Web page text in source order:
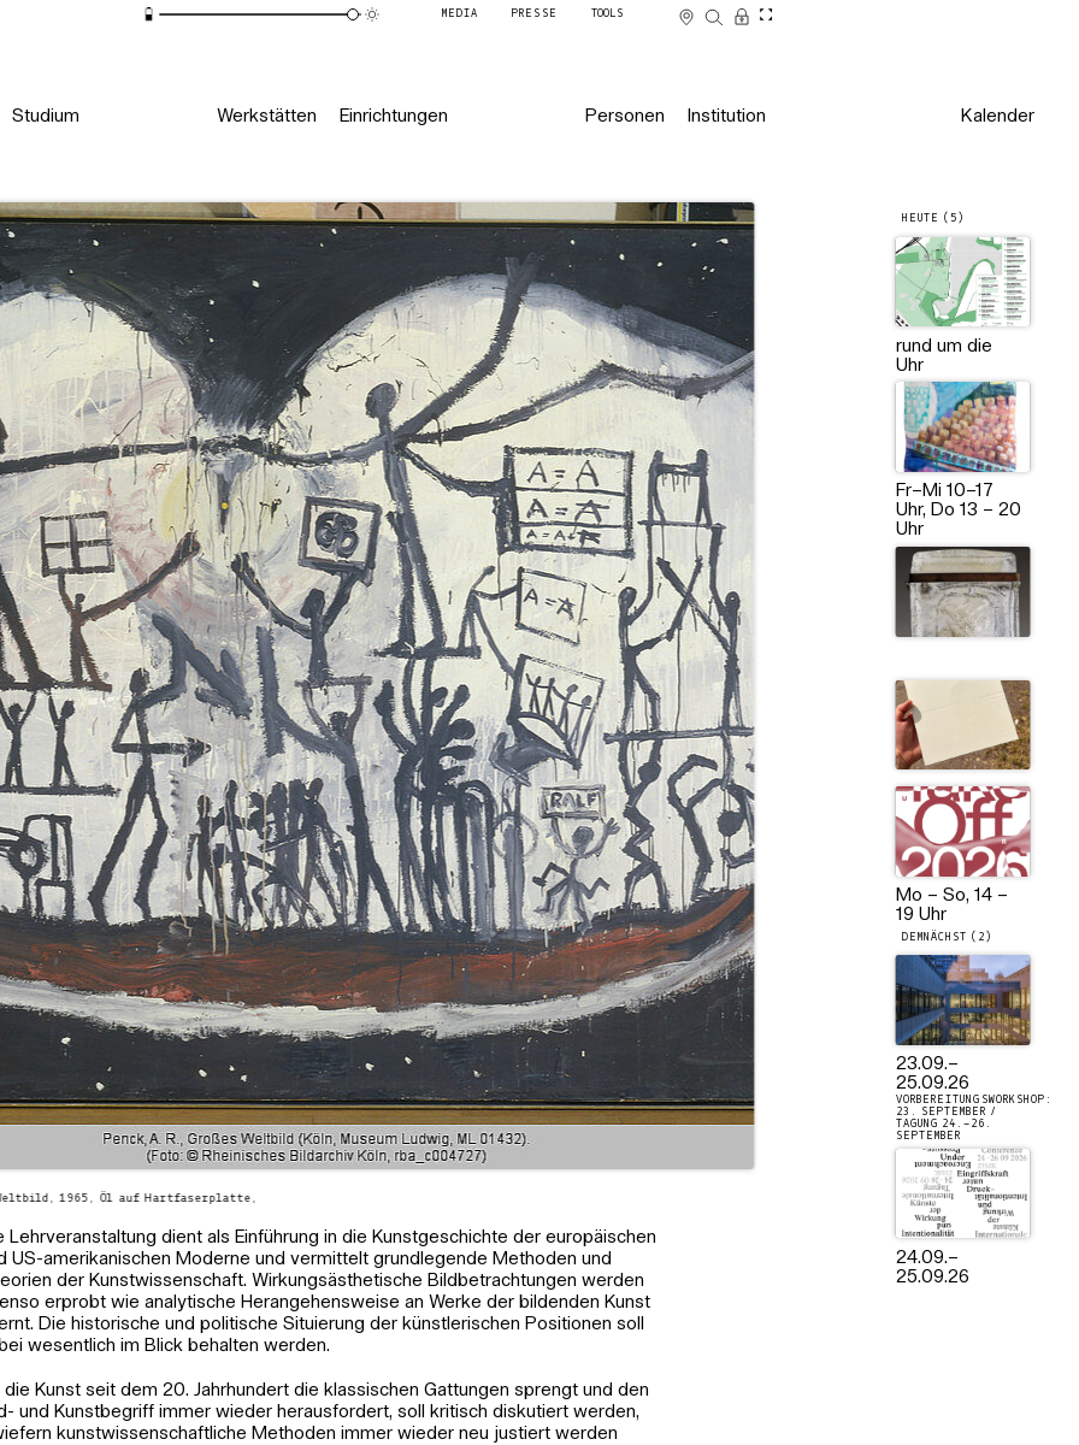
MEDIA PRESSE TOOLS
Studium Werkstätten Einrichtungen Personen Institution Kalender
Weltbild, 1965, Öl auf Hartfaserplatte,
Lehrveranstaltung dient als Einführung in die Kunstgeschichte der europäischen
US-amerikanischen Moderne und vermittelt grundlegende Methoden und
der Kunstwissenschaft. Wirkungsästhetische Bildbetrachtungen werden
erprobt wie analytische Herangehensweise an Werke der bildenden Kunst
Die historische und politische Situierung der künstlerischen Positionen soll
wesentlich im Blick behalten werden.
die Kunst seit dem 20. Jahrhundert die klassischen Gattungen sprengt und den
und Kunstbegriff immer wieder herausfordert, soll kritisch diskutiert werden,
kunstwissenschaftliche Methoden immer wieder neu justiert werden
HEUTE (5)
rund um die
Uhr
Fr–Mi 10–17
Uhr, Do 13 – 20
Uhr
Mo – So, 14 –
19 Uhr
DEMNÄCHST (2)
23.09.–
25.09.26
VORBEREITUNGSWORKSHOP:
23. SEPTEMBER /
TAGUNG 24.–26.
SEPTEMBER
24.09.–
25.09.26